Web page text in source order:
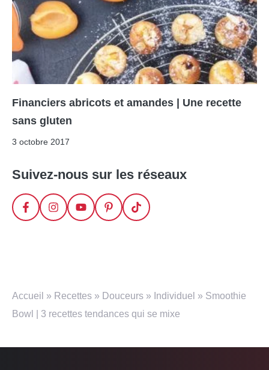
Financiers abricots et amandes | Une recette
sans gluten
3 octobre 2017
Suivez-nous sur les réseaux
Accueil » Recettes » Douceurs » Individuel » Smoothie
Bowl | 3 recettes tendances qui se mixe